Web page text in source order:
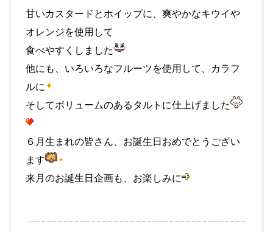
甘いカスタードとホイップに、爽やかなキウイや
オレンジを使用して
食べやすくしました
他にも、いろいろなフルーツを使用して、カラフ
ルに
そしてボリュームのあるタルトに仕上げました
６月生まれの皆さん、お誕生日おめでとうござい
ます
来月のお誕生日企画も、お楽しみに